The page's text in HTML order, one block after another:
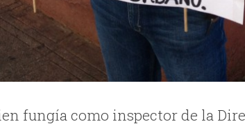
fungía como inspector de la